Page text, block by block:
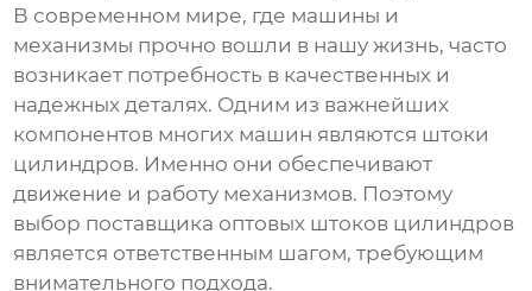
В современном мире, где машины и
механизмы прочно вошли в нашу жизнь, часто
возникает потребность в качественных и
надежных деталях. Одним из важнейших
компонентов многих машин являются штоки
цилиндров. Именно они обеспечивают
движение и работу механизмов. Поэтому
выбор поставщика оптовых штоков цилиндров
является ответственным шагом, требующим
внимательного подхода.